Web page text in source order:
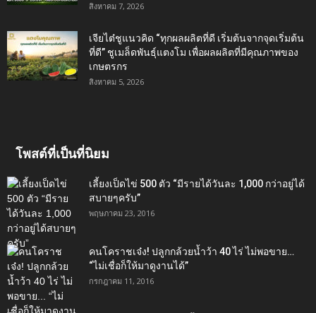
สิงหาคม 7, 2026
เจียไต๋ชูแนวคิด “ทุกผลผลิตที่ดี เริ่มต้นจากจุดเริ่มต้น
ที่ดี” ชูเมล็ดพันธุ์แตงโม เพื่อผลผลิตที่มีคุณภาพของ
เกษตรกร
สิงหาคม 5, 2026
โพสต์ที่เป็นที่นิยม
เลี้ยงเป็ดไข่ 500 ตัว “มีรายได้วันละ 1,000 กว่าอยู่ได้
สบายๆครับ”
พฤษภาคม 23, 2016
คนโคราชเจ๋ง! ปลูกกล้วยน้ำว้า 40 ไร่ ไม่พอขาย…
“ไม่เชื่อก็ให้มาดูงานได้”‬
กรกฎาคม 11, 2016